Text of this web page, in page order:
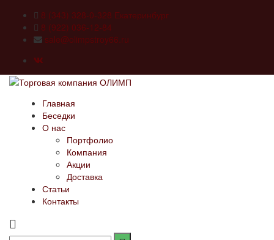
8 (343) 328-0-328 Екатеринбург
8 (922) 036-12-84
sale@olimpstroy66.ru
Главная
Беседки
О нас
Портфолио
Компания
Акции
Доставка
Статьи
Контакты